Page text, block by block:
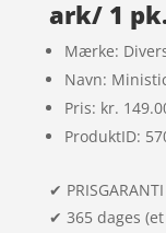
ark/ 1
Mærke:
Navn:
Pris: kr.
ProduktID:
✔
✔ 365 dages